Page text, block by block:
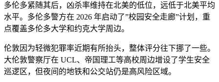
多伦多紧随其后，凶杀率维持在北美的低位，远低于北美平均
水平。多伦多警方在 2026 年启动了”校园安全走廊”计划，重
点覆盖多伦多大学和约克大学周边。
伦敦因为轻微犯罪率近期有所抬头，整体评分往下挪了一些。
大伦敦警察厅在 UCL、帝国理工等高校周边增设了学生安全
巡逻区，但夜间的地铁和公交站仍是高风险区域。